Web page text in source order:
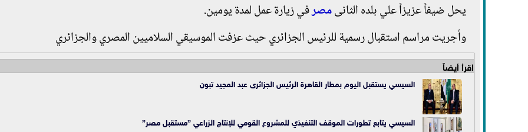
يحل ضيفاً عزيزاً علي بلده الثانىمصرفي زيارة عمل لمدة يومين.
وأجريت مراسم استقبال رسمية للرئيس الجزائري حيث عزفت الموسيقي السلاميين المصري والجزائري
اقرأ أيضاً
السيسي يستقبل اليوم بمطار القاهرة الرئيس الجزائرى عبد المجيد تبون
السيسي يتابع تطورات الموقف التنفيذي للمشروع القومي للإنتاج الزراعي ”مستقبل مصر”